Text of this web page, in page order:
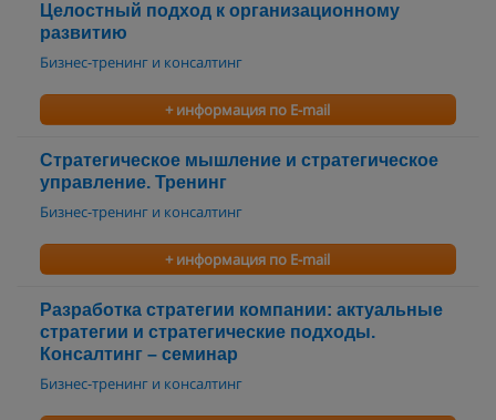
Целостный подход к организационному
развитию
Бизнес-тренинг и консалтинг
+ информация по E-mail
Стратегическое мышление и стратегическое
управление. Тренинг
Бизнес-тренинг и консалтинг
+ информация по E-mail
Разработка стратегии компании: актуальные
стратегии и стратегические подходы.
Консалтинг – семинар
Бизнес-тренинг и консалтинг